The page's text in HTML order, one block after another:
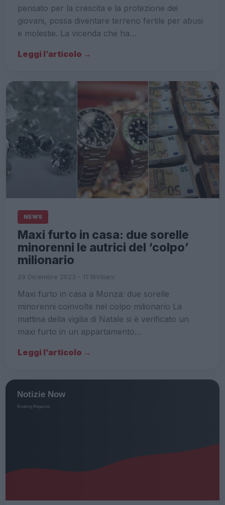
pensato per la crescita e la protezione dei
giovani, possa diventare terreno fertile per abusi
e molestie. La vicenda che ha…
Leggi l’articolo →
NEWS
Maxi furto in casa: due sorelle
minorenni le autrici del ‘colpo’
milionario
29 Dicembre 2023 - 11:18Villani
Maxi furto in casa a Monza: due sorelle
minorenni coinvolte nel colpo milionario La
mattina della vigilia di Natale si è verificato un
maxi furto in un appartamento…
Leggi l’articolo →